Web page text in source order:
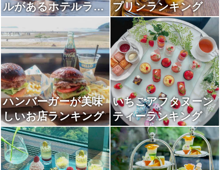
ルがあるホテルラン
プリンランキング
ハンバーガーが美味
しいお店ランキング
いちごアフタヌーン
ティーランキング